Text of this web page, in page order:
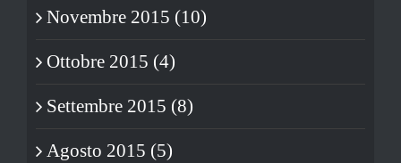
Novembre 2015 (10)
Ottobre 2015 (4)
Settembre 2015 (8)
Agosto 2015 (5)